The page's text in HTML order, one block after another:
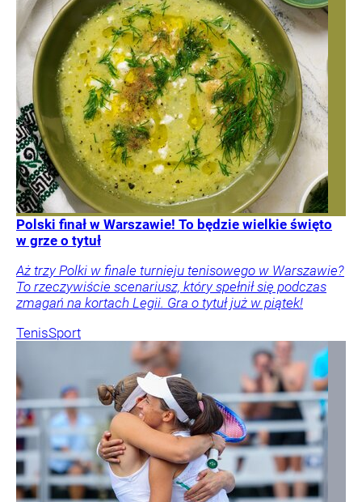
Polski finał w Warszawie! To będzie wielkie święto
w grze o tytuł
Aż trzy Polki w finale turnieju tenisowego w Warszawie?
To rzeczywiście scenariusz, który spełnił się podczas
zmagań na kortach Legii. Gra o tytuł już w piątek!
TenisSport